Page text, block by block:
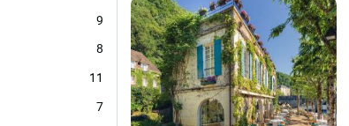
9
8
11
7